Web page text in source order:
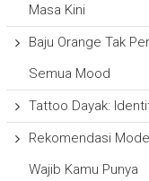
Masa Kini
Baju Orange Tak
Semua Mood
Tattoo Dayak:
Rekomendasi
Wajib Kamu Punya